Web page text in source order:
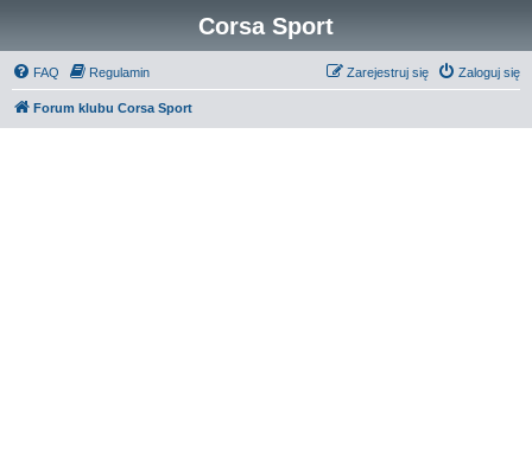
Corsa Sport
FAQ Regulamin Zaloguj się
Zarejestruj się
Forum klubu Corsa Sport